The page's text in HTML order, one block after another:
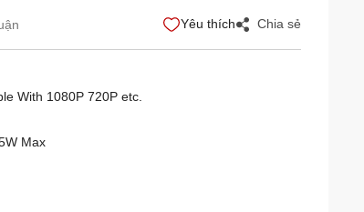
Yêu thích Chia sẻ
With 1080P 720P etc.
Max